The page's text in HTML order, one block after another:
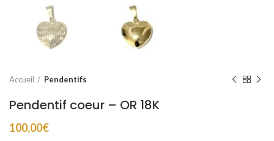
Accueil Pendentifs
Pendentif coeur – OR 18K
100,00€